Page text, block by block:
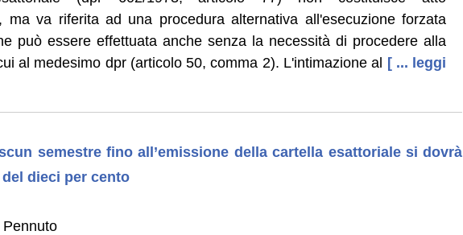
ma va riferita ad una procedura alternativa all'esecuzione forzata
può essere effettuata anche senza la necessità di procedere alla
al medesimo dpr (articolo 50, comma 2). L'intimazione al [ ... leggi
semestre fino all’emissione della cartella esattoriale si dovrà
dieci per cento